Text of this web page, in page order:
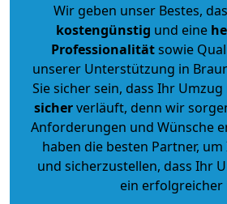
Wir geben unser Bestes,
kostengünstig und eine
Professionalitätsowie
unserer Unterstützung in
Sie sicher sein, dass Ihr Umzug
sicherverläuft, denn wir
Anforderungen und Wünsche
haben die besten Partner,
und sicherzustellen, dass Ihr
ein erfolgreicher